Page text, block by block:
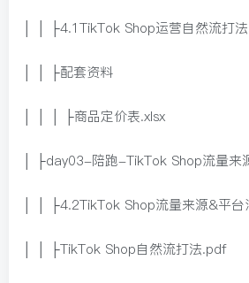
│ │ ├4.1TikTok Shop运营自然流打
│ │ ├配套资料
│ │ │ ├商品定价表.xlsx
│ ├day03-陪跑-TikTok Shop流量来
│ │ ├4.2TikTok Shop流量来源&平
│ │ ├TikTok Shop自然流打法.pdf